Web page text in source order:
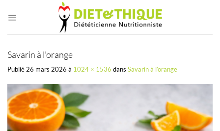
Savarin à l’orange
Publié 26 mars 2026 à 1024 × 1536 dans Savarin à l’orange